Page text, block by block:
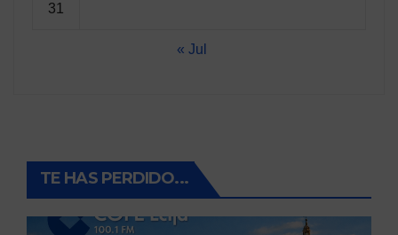
31
« Jul
TE HAS PERDIDO...